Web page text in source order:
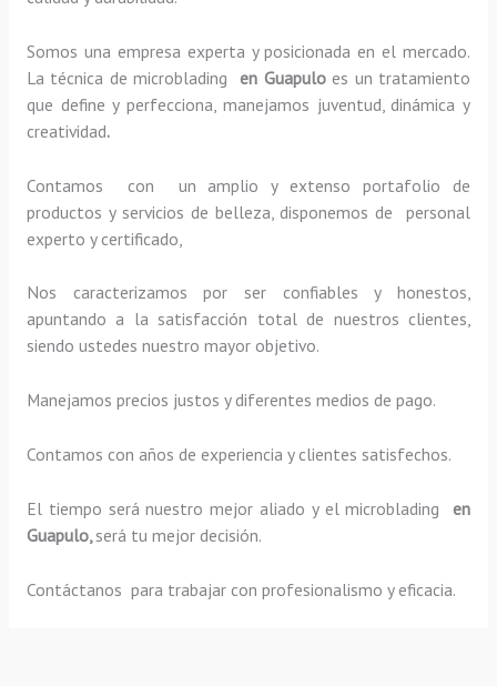
Somos una empresa experta y posicionada en el mercado.
La técnica de microblading en Guapulo es un tratamiento
que define y perfecciona, manejamos juventud, dinámica y
creatividad.
Contamos con un amplio y extenso portafolio de
productos y servicios de belleza, disponemos de personal
experto y certificado,
Nos caracterizamos por ser confiables y honestos,
apuntando a la satisfacción total de nuestros clientes,
siendo ustedes nuestro mayor objetivo.
Manejamos precios justos y diferentes medios de pago.
Contamos con años de experiencia y clientes satisfechos.
El tiempo será nuestro mejor aliado y elmicroblading en
Guapulo, será tu mejor decisión.
Contáctanos para trabajar con profesionalismo y eficacia.